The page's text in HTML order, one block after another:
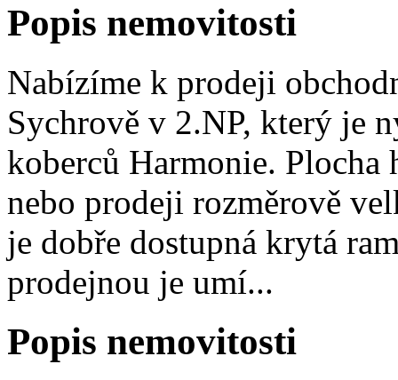
Popis nemovitosti
Nabízíme k prodeji
Sychrově v 2.NP, který je
koberců Harmonie.
nebo prodeji rozměrově
je dobře dostupná krytá
prodejnou je umí...
Popis nemovitosti